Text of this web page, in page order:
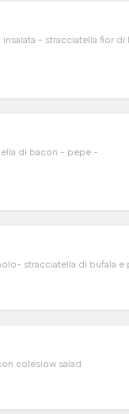
- stracciatella fior di
di bacon - pepe -
stracciatella di bufala e
coleslow salad